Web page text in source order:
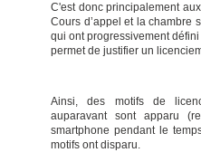
C'est donc principalement
Cours d’appel et la chambre
qui ont progressivement
permet de justifier un
Ainsi, des motifs de
auparavant sont apparu
smartphone pendant le
motifs ont disparu.